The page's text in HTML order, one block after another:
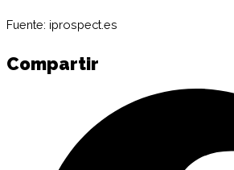
Fuente: iprospect.es
Compartir